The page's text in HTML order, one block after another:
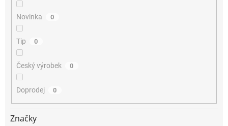
Novinka 0
Tip 0
Český výrobek 0
Doprodej 0
Značky